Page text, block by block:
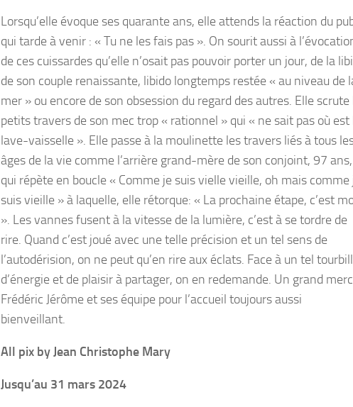
Lorsqu’elle évoque ses quarante ans, elle attends la réaction du
qui tarde à venir : « Tu ne les fais pas ». On sourit aussi à
de ces cuissardes qu’elle n’osait pas pouvoir porter un jour, de la
de son couple renaissante, libido longtemps restée « au niveau de
mer » ou encore de son obsession du regard des autres. Elle scrute
petits travers de son mec trop « rationnel » qui « ne sait pas où est
lave-vaisselle ». Elle passe à la moulinette les travers liés à tous
âges de la vie comme l’arrière grand-mère de son conjoint, 97 ans,
qui répète en boucle « Comme je suis vielle vieille, oh mais comme
suis vieille » à laquelle, elle rétorque: « La prochaine étape, c’est
». Les vannes fusent à la vitesse de la lumière, c’est à se tordre de
rire. Quand c’est joué avec une telle précision et un tel sens de
l’autodérision, on ne peut qu’en rire aux éclats. Face à un tel
d’énergie et de plaisir à partager, on en redemande. Un grand
Frédéric Jérôme et ses équipe pour l’accueil toujours aussi
bienveillant.
All pix by Jean Christophe Mary
Jusqu’au 31 mars 2024